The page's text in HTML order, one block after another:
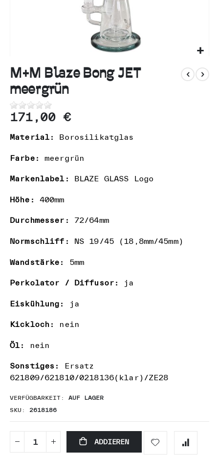
Anfang
Bildgalerie
springen
M+M Blaze Bong JET
meergrün
171,00 €
Material: Borosilikatglas
Farbe: meergrün
Markenlabel: BLAZE GLASS Logo
Höhe: 400mm
Durchmesser: 72/64mm
Normschliff: NS 19/45 (18,8mm/45mm)
Wandstärke: 5mm
Perkolator / Diffusor: ja
Eiskühlung: ja
Kickloch: nein
Öl: nein
Sonstiges:
Ersatz
621809/621810/0218136(klar)/ZE28
VERFÜGBARKEIT:
AUF LAGER
SKU
2618186
ADDIEREN